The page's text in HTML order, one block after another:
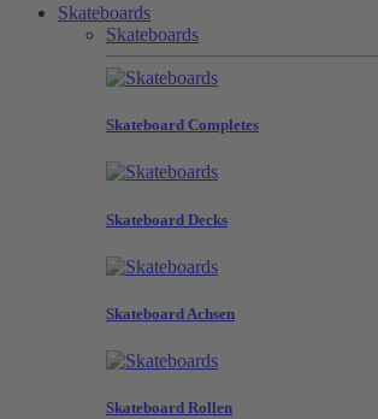
Skateboards
Skateboards
Skateboard Completes
Skateboard Decks
Skateboard Achsen
Skateboard Rollen